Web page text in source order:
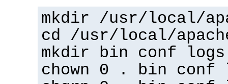
mkdir /usr/local/
cd /usr/local/
mkdir bin conf logs
chown 0 . bin conf